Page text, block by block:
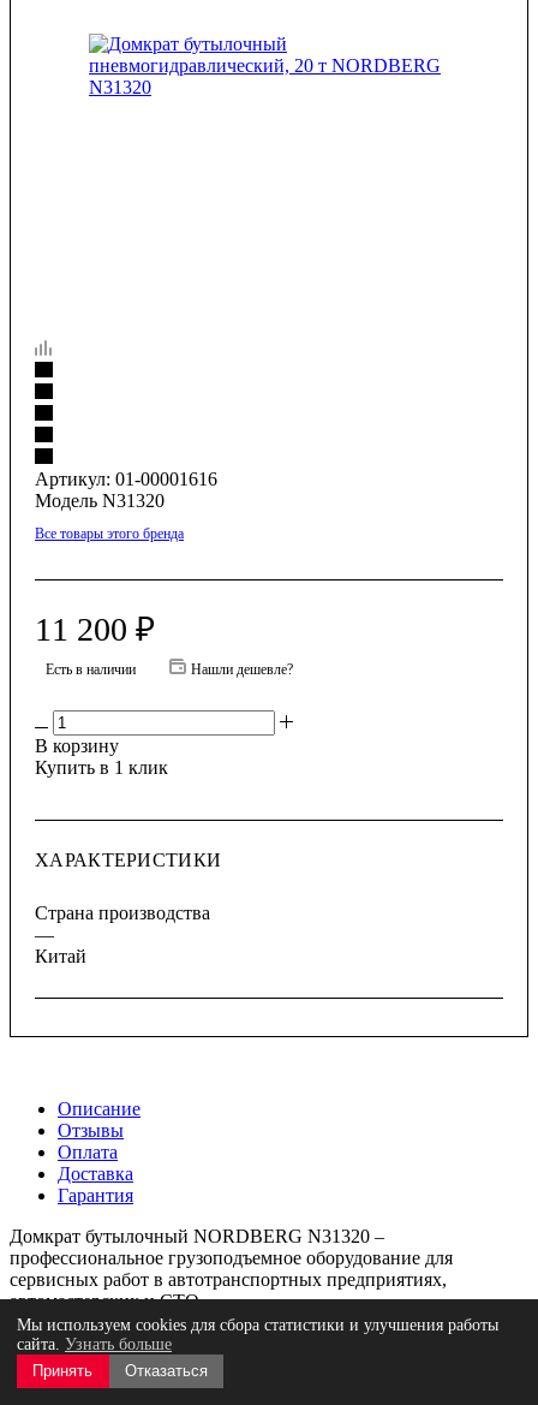
Артикул: 01-00001616
Модель N31320
Все товары этого бренда
11 200 ₽
Есть в наличии Нашли дешевле?
В корзину
Купить в 1 клик
ХАРАКТЕРИСТИКИ
Страна производства
—
Китай
Описание
Отзывы
Оплата
Доставка
Гарантия
Домкрат бутылочный NORDBERG N31320 –
профессиональное грузоподъемное оборудование для
сервисных работ в автотранспортных предприятиях,
автомастерских и СТО.
ФУНКЦИОНАЛ
Гидравлический домкрат с ручным приводом способен
Мы используем cookies для сбора статистики и улучшения работы
сайта. Узнать больше
Принять
Отказаться